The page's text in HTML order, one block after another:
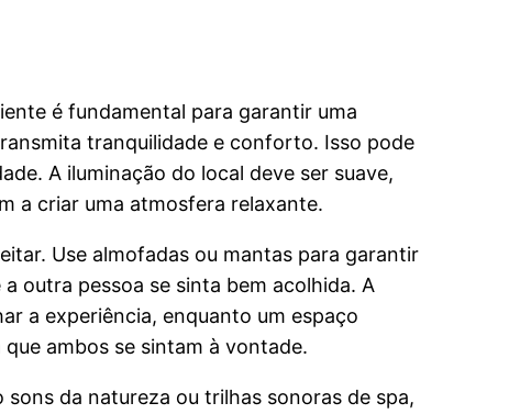
é fundamental para garantir uma
tranquilidade e conforto. Isso pode
A iluminação do local deve ser suave,
a criar uma atmosfera relaxante.
Use almofadas ou mantas para garantir
outra pessoa se sinta bem acolhida. A
a experiência, enquanto um espaço
ambos se sintam à vontade.
da natureza ou trilhas sonoras de spa,